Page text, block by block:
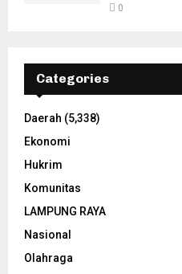
0
Categories
Daerah (5,338)
Ekonomi
Hukrim
Komunitas
LAMPUNG RAYA
Nasional
Olahraga